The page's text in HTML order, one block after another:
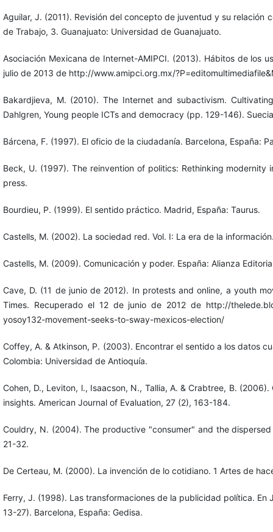
Aguilar, J. (2011). Revisión del concepto de juventud y su relación
de Trabajo, 3. Guanajuato: Universidad de Guanajuato.
Asociación Mexicana de Internet-AMIPCI. (2013). Hábitos de los
julio de 2013 de http://www.amipci.org.mx/
Bakardjieva, M. (2010). The Internet and subactivism.
Dahlgren, Young people ICTs and democracy (pp. 129-146).
Bárcena, F. (1997). El oficio de la ciudadanía. Barcelona, España:
Beck, U. (1997). The reinvention of politics: Rethinking
press.
Bourdieu, P. (1999). El sentido práctico. Madrid, España: Taurus.
Castells, M. (2002). La sociedad red. Vol. I: La era de la
Castells, M. (2009). Comunicación y poder. España: Alianza
Cave, D. (11 de junio de 2012). In protests and online, a youth
Times. Recuperado el 12 de junio de 2012 de http://
yosoy132-movement-seeks-to-sway-mexicos-election/
Coffey, A. & Atkinson, P. (2003). Encontrar el sentido a los datos
Colombia: Universidad de Antioquía.
Cohen, D., Leviton, l., Isaacson, N., Tallia, A. & Crabtree, B.
insights. American Journal of Evaluation, 27 (2), 163-184.
Couldry, N. (2004). The productive "consumer" and the
21-32.
De Certeau, M. (2000). La invención de lo cotidiano. 1 Artes de
Ferry, J. (1998). Las transformaciones de la publicidad política. En
13-27). Barcelona, España: Gedisa.